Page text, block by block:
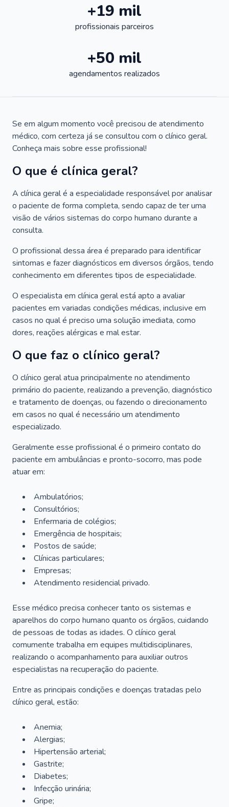
+19 mil
profissionais parceiros
+50 mil
agendamentos realizados
Se em algum momento você precisou de atendimento
médico, com certeza já se consultou com o clínico geral.
Conheça mais sobre esse profissional!
O que é clínica geral?
A clínica geral é a especialidade responsável por analisar
o paciente de forma completa, sendo capaz de ter uma
visão de vários sistemas do corpo humano durante a
consulta.
O profissional dessa área é preparado para identificar
sintomas e fazer diagnósticos em diversos órgãos, tendo
conhecimento em diferentes tipos de especialidade.
O especialista em clínica geral está apto a avaliar
pacientes em variadas condições médicas, inclusive em
casos no qual é preciso uma solução imediata, como
dores, reações alérgicas e mal estar.
O que faz o clínico geral?
O clínico geral atua principalmente no atendimento
primário do paciente, realizando a prevenção, diagnóstico
e tratamento de doenças, ou fazendo o direcionamento
em casos no qual é necessário um atendimento
especializado.
Geralmente esse profissional é o primeiro contato do
paciente em ambulâncias e pronto-socorro, mas pode
atuar em:
Ambulatórios;
Consultórios;
Enfermaria de colégios;
Emergência de hospitais;
Postos de saúde;
Clínicas particulares;
Empresas;
Atendimento residencial privado.
Esse médico precisa conhecer tanto os sistemas e
aparelhos do corpo humano quanto os órgãos, cuidando
de pessoas de todas as idades. O clínico geral
comumente trabalha em equipes multidisciplinares,
realizando o acompanhamento para auxiliar outros
especialistas na recuperação do paciente.
Entre as principais condições e doenças tratadas pelo
clínico geral, estão:
Anemia;
Alergias;
Hipertensão arterial;
Gastrite;
Diabetes;
Infecção urinária;
Gripe;